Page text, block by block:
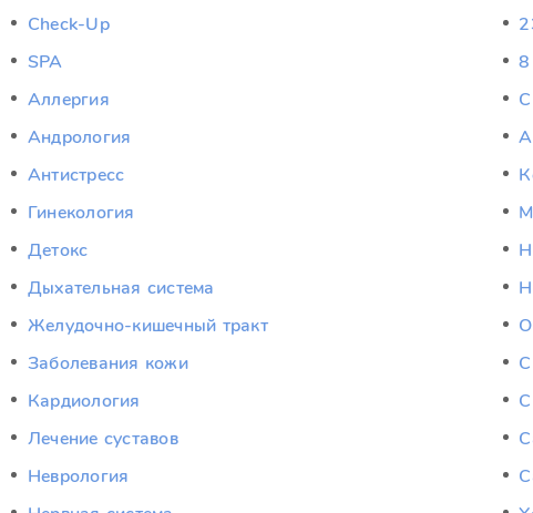
Check-Up
SPA
Аллергия
Андрология
Антистресс
Гинекология
Детокс
Дыхательная система
Желудочно-кишечный тракт
Заболевания кожи
Кардиология
Лечение суставов
Неврология